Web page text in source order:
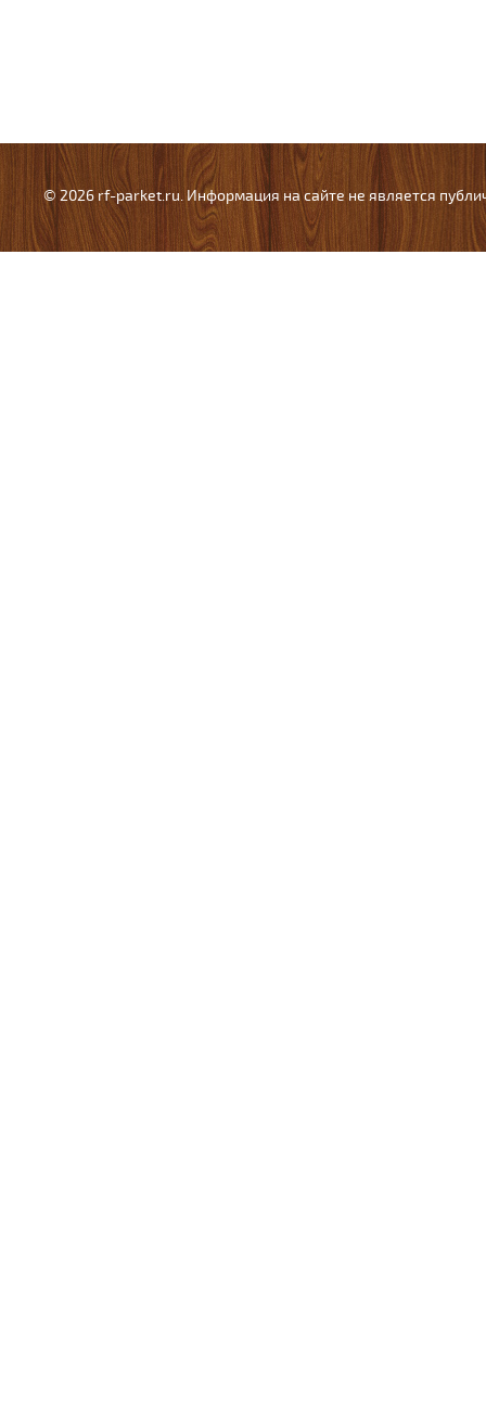
© 2026 rf-parket.ru. Информация на сайте не является